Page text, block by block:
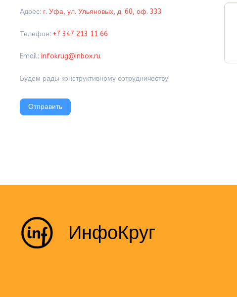
Адрес: г. Уфа, ул. Ульяновых, д. 60, оф. 333
Телефон: +7 347 213 11 66
Email: infokrug@inbox.ru
Будем рады конструктивному сотрудничеству!
Отправить
ИнфоКруг